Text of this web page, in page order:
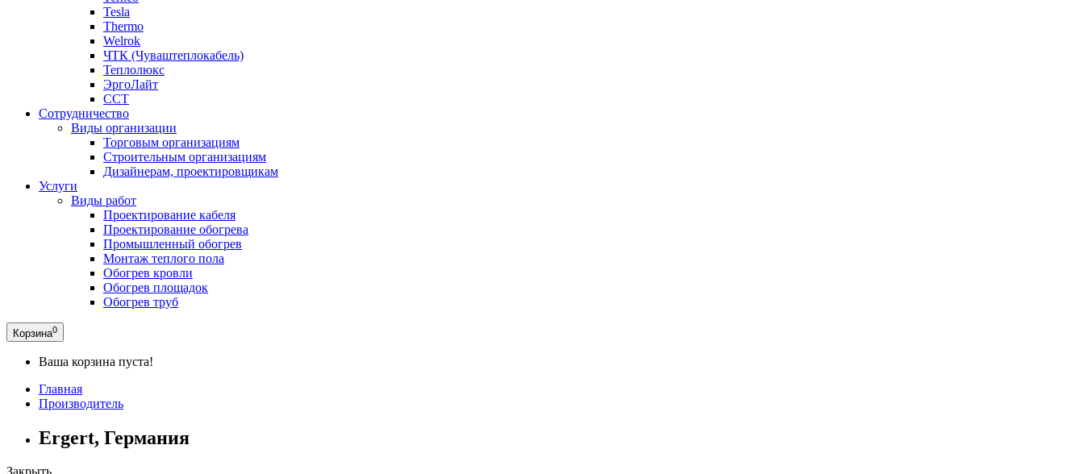
Tesla
Thermo
Welrok
ЧТК (Чуваштеплокабель)
Теплолюкс
ЭргоЛайт
ССТ
Сотрудничество
Виды организации
Торговым организациям
Строительным организациям
Дизайнерам, проектировщикам
Услуги
Виды работ
Проектирование кабеля
Проектирование обогрева
Промышленный обогрев
Монтаж теплого пола
Обогрев кровли
Обогрев площадок
Обогрев труб
Корзина0
Ваша корзина пуста!
Главная
Производитель
Ergert, Германия